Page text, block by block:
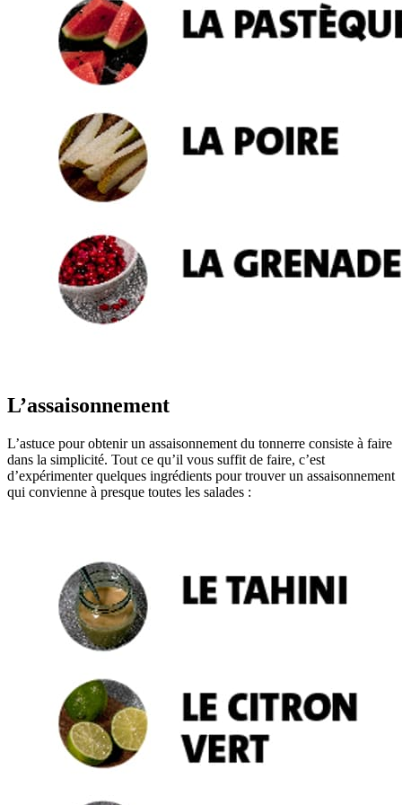
L’assaisonnement
L’astuce pour obtenir un assaisonnement du tonnerre consiste à faire
dans la simplicité. Tout ce qu’il vous suffit de faire, c’est
d’expérimenter quelques ingrédients pour trouver un assaisonnement
qui convienne à presque toutes les salades :